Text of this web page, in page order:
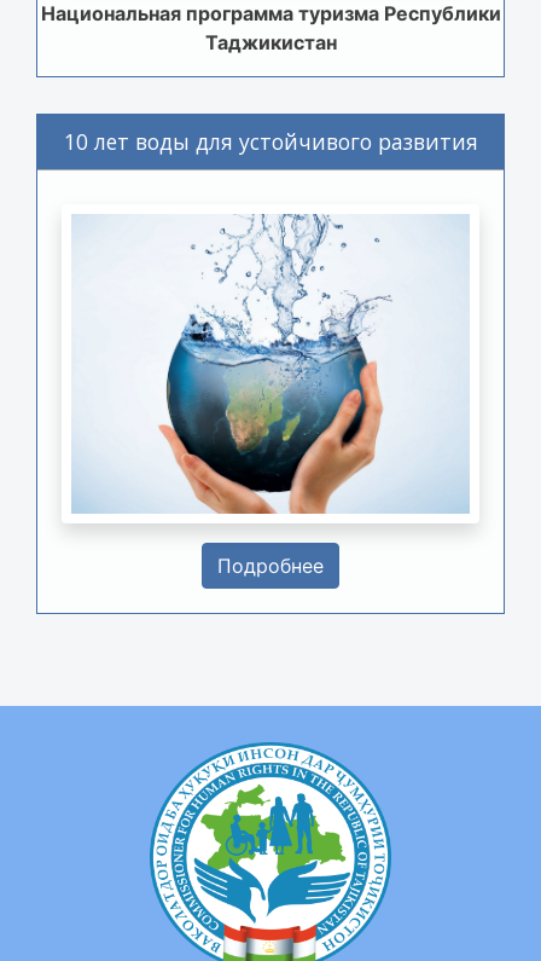
Национальная программа туризма Республики
Таджикистан
10 лет воды для устойчивого развития
Подробнее